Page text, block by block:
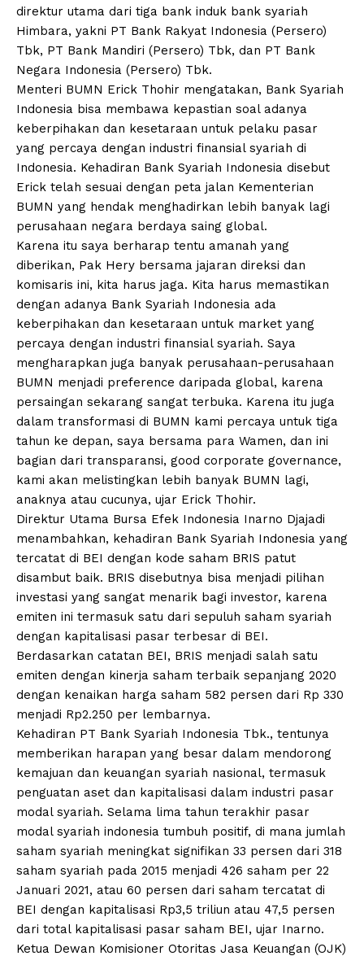
direktur utama dari tiga bank induk bank syariah
Himbara, yakni PT Bank Rakyat Indonesia (Persero)
Tbk, PT Bank Mandiri (Persero) Tbk, dan PT Bank
Negara Indonesia (Persero) Tbk.
Menteri BUMN Erick Thohir mengatakan, Bank Syariah
Indonesia bisa membawa kepastian soal adanya
keberpihakan dan kesetaraan untuk pelaku pasar
yang percaya dengan industri finansial syariah di
Indonesia. Kehadiran Bank Syariah Indonesia disebut
Erick telah sesuai dengan peta jalan Kementerian
BUMN yang hendak menghadirkan lebih banyak lagi
perusahaan negara berdaya saing global.
Karena itu saya berharap tentu amanah yang
diberikan, Pak Hery bersama jajaran direksi dan
komisaris ini, kita harus jaga. Kita harus memastikan
dengan adanya Bank Syariah Indonesia ada
keberpihakan dan kesetaraan untuk market yang
percaya dengan industri finansial syariah. Saya
mengharapkan juga banyak perusahaan-perusahaan
BUMN menjadi preference daripada global, karena
persaingan sekarang sangat terbuka. Karena itu juga
dalam transformasi di BUMN kami percaya untuk tiga
tahun ke depan, saya bersama para Wamen, dan ini
bagian dari transparansi, good corporate governance,
kami akan melistingkan lebih banyak BUMN lagi,
anaknya atau cucunya, ujar Erick Thohir.
Direktur Utama Bursa Efek Indonesia Inarno Djajadi
menambahkan, kehadiran Bank Syariah Indonesia yang
tercatat di BEI dengan kode saham BRIS patut
disambut baik. BRIS disebutnya bisa menjadi pilihan
investasi yang sangat menarik bagi investor, karena
emiten ini termasuk satu dari sepuluh saham syariah
dengan kapitalisasi pasar terbesar di BEI.
Berdasarkan catatan BEI, BRIS menjadi salah satu
emiten dengan kinerja saham terbaik sepanjang 2020
dengan kenaikan harga saham 582 persen dari Rp 330
menjadi Rp2.250 per lembarnya.
Kehadiran PT Bank Syariah Indonesia Tbk., tentunya
memberikan harapan yang besar dalam mendorong
kemajuan dan keuangan syariah nasional, termasuk
penguatan aset dan kapitalisasi dalam industri pasar
modal syariah. Selama lima tahun terakhir pasar
modal syariah indonesia tumbuh positif, di mana jumlah
saham syariah meningkat signifikan 33 persen dari 318
saham syariah pada 2015 menjadi 426 saham per 22
Januari 2021, atau 60 persen dari saham tercatat di
BEI dengan kapitalisasi Rp3,5 triliun atau 47,5 persen
dari total kapitalisasi pasar saham BEI, ujar Inarno.
Ketua Dewan Komisioner Otoritas Jasa Keuangan (OJK)